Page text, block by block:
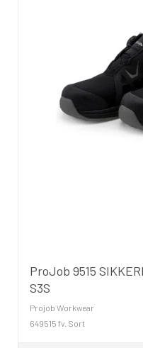
ProJob 9515
S3S
Projob Workwear
649515 fv. Sort